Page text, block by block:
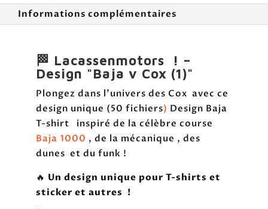
Informations complémentaires
🏁 Lacassenmotors ! –
Design "Baja v Cox (1)"
Plongez dans l’univers des Cox avec ce
design unique (50 fichiers) Design Baja
T-shirt inspiré de la célèbre course
Baja 1000 , de la mécanique , des
dunes et du funk !
🔥 Un design unique pour T-shirts et
sticker et autres !